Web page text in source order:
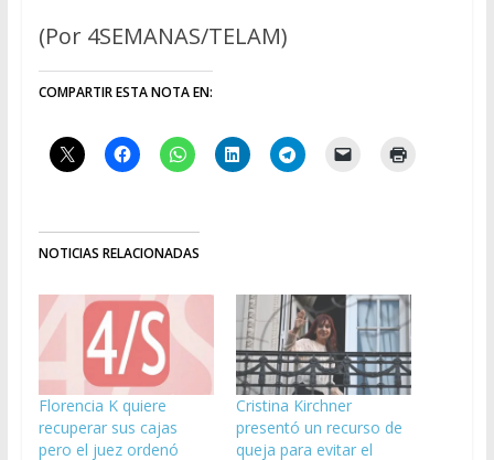
(Por 4SEMANAS/TELAM)
COMPARTIR ESTA NOTA EN:
NOTICIAS RELACIONADAS
Florencia K quiere
recuperar sus cajas
pero el juez ordenó
Cristina Kirchner
presentó un recurso de
queja para evitar el